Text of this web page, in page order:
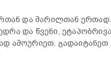
და მარილთან
და წვენი,
ამოურიეთ.